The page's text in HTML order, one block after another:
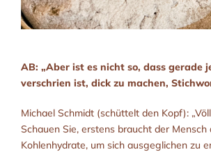
AB: „Aber ist es nicht so, dass gerade
verschrien ist, dick zu machen,
Michael Schmidt (schüttelt den Kopf):
Schauen Sie, erstens braucht der Mensch
Kohlenhydrate, um sich ausgeglichen zu